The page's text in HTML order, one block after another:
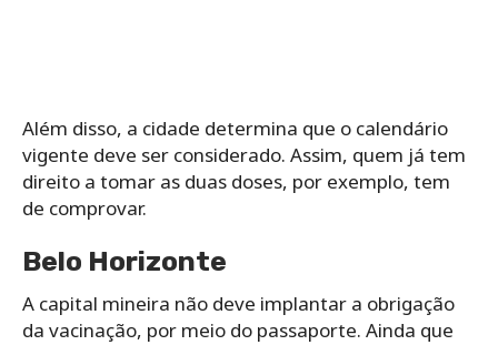
Além disso, a cidade determina que o calendário
vigente deve ser considerado. Assim, quem já tem
direito a tomar as duas doses, por exemplo, tem
de comprovar.
Belo Horizonte
A capital mineira não deve implantar a obrigação
da vacinação, por meio do passaporte. Ainda que